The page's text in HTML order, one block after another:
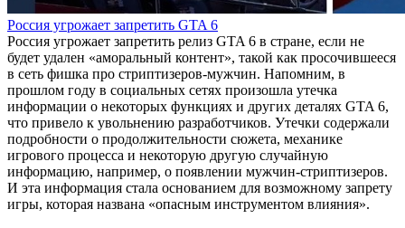
Россия угрожает запретить GTA 6
Россия угрожает запретить релиз GTA 6 в стране, если не
будет удален «аморальный контент», такой как просочившееся
в сеть фишка про стриптизеров-мужчин. Напомним, в
прошлом году в социальных сетях произошла утечка
информации о некоторых функциях и других деталях GTA 6,
что привело к увольнению разработчиков. Утечки содержали
подробности о продолжительности сюжета, механике
игрового процесса и некоторую другую случайную
информацию, например, о появлении мужчин-стриптизеров.
И эта информация стала основанием для возможному запрету
игры, которая названа «опасным инструментом влияния».